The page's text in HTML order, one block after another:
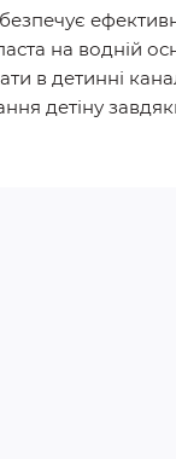
на водній
в детинні
детіну